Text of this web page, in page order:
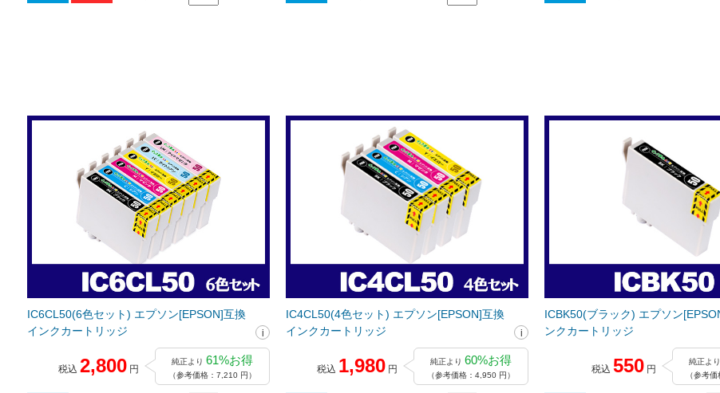
IC6CL50(6色セット) エプソン[EPSON]互換
インクカートリッジ
税込 2,800 円
純正より 61%お得
（参考価格：7,210 円）
IC4CL50(4色セット) エプソン[EPSON]互換
インクカートリッジ
税込 1,980 円
純正より 60%お得
（参考価格：4,950 円）
ICBK50(ブラック) エプソン
ンクカートリッジ
税込 550 円
純正より
（参考